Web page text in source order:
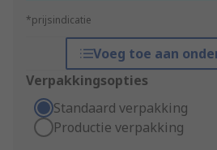
*prijsindicatie
Voeg toe aan
Verpakkingsopties
Standaard verpakking
Productie verpakking